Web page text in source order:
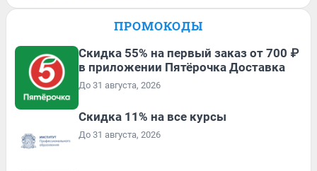
ПРОМОКОДЫ
Скидка 55% на первый заказ от 700 ₽
в приложении Пятёрочка Доставка
До 31 августа, 2026
Скидка 11% на все курсы
До 31 августа, 2026